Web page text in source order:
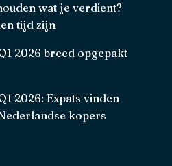
wat je verdient?
tijd zijn
2026 breed opgepakt
2026: Expats vinden
kopers